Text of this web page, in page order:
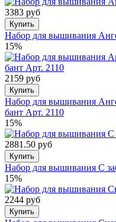
3383 руб
Купить
Набор для вышивания
15%
2159 руб
Купить
Набор для вышивания
бант Арт. 2110
15%
2881.50 руб
Купить
Набор для вышивания С
15%
2244 руб
Купить